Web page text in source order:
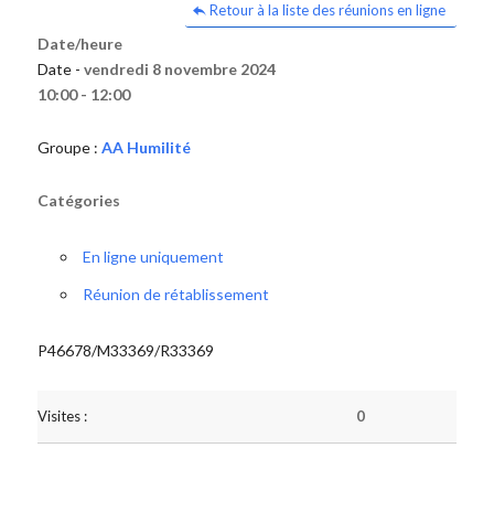
Retour à la liste des réunions en ligne
Date/heure
Date - vendredi 8 novembre 2024
10:00 - 12:00
Groupe : AA Humilité
Catégories
En ligne uniquement
Réunion de rétablissement
P46678/M33369/R33369
Visites : 0